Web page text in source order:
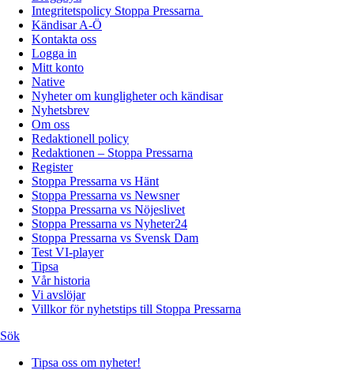
Integritetspolicy Stoppa Pressarna
Kändisar A-Ö
Kontakta oss
Logga in
Mitt konto
Native
Nyheter om kungligheter och kändisar
Nyhetsbrev
Om oss
Redaktionell policy
Redaktionen – Stoppa Pressarna
Register
Stoppa Pressarna vs Hänt
Stoppa Pressarna vs Newsner
Stoppa Pressarna vs Nöjeslivet
Stoppa Pressarna vs Nyheter24
Stoppa Pressarna vs Svensk Dam
Test VI-player
Tipsa
Vår historia
Vi avslöjar
Villkor för nyhetstips till Stoppa Pressarna
Sök
Tipsa oss om nyheter!